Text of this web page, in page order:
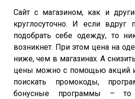
Сайт с магазином, как и
круглосуточно. И если вдруг
подобрать себе одежду, то
возникнет. При этом цена на
ниже, чем в магазинах. А
цены можно с помощью акций
поискать промокоды,
бонусные программы –